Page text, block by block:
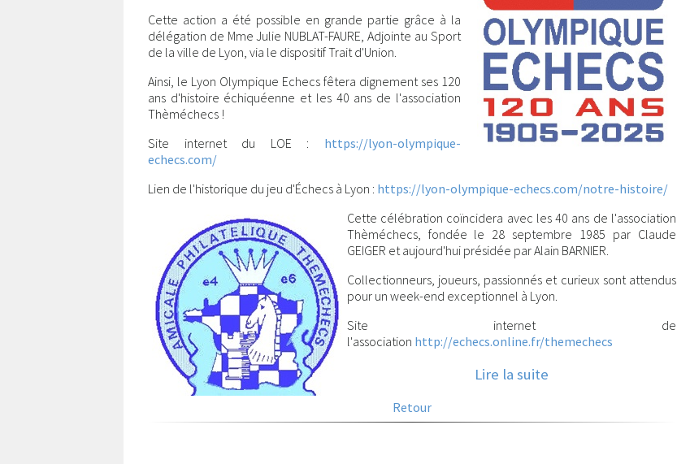
Cette action a été possible en grande partie grâce à la
délégation de Mme Julie NUBLAT-FAURE, Adjointe au Sport
de la ville de Lyon, via le dispositif Trait d'Union.
Ainsi, le Lyon Olympique Echecs fêtera dignement ses 120
ans d'histoire échiquéenne et les 40 ans de l'association
Thèméchecs !
Site internet du LOE : https://lyon-olympique-
echecs.com/
Lien de l'historique du jeu d'Échecs à Lyon : https://lyon-olympique-echecs.com/notre-histoire/
Cette célébration coïncidera avec les 40 ans de l'association
Thèméchecs, fondée le 28 septembre 1985 par Claude
GEIGER et aujourd'hui présidée par Alain BARNIER.
Collectionneurs, joueurs, passionnés et curieux sont attendus
pour un week-end exceptionnel à Lyon.
Site internet de
l'association http://echecs.online.fr/themechecs
Lire la suite
Retour